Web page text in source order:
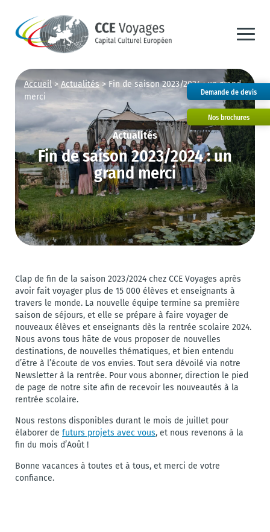
Demande de devis
Nos brochures
Accueil >Actualités> Fin de saison 2023/2024 : un grand
merci
Actualités
Fin de saison 2023/2024 : un
grand merci
Clap de fin de la saison 2023/2024 chez CCE Voyages après
avoir fait voyager plus de 15 000 élèves et enseignants à
travers le monde. La nouvelle équipe termine sa première
saison de séjours, et elle se prépare à faire voyager de
nouveaux élèves et enseignants dès la rentrée scolaire 2024.
Nous avons tous hâte de vous proposer de nouvelles
destinations, de nouvelles thématiques, et bien entendu
d’être à l’écoute de vos envies. Tout sera dévoilé via notre
Newsletter à la rentrée. Pour vous abonner, direction le pied
de page de notre site afin de recevoir les nouveautés à la
rentrée scolaire.
Nous restons disponibles durant le mois de juillet pour
élaborer de futurs projets avec vous, et nous revenons à la
fin du mois d’Août !
Bonne vacances à toutes et à tous, et merci de votre
confiance.